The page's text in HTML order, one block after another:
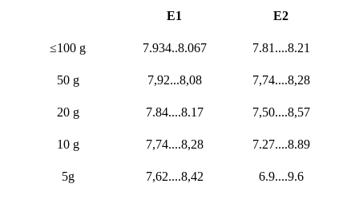
E1 E2
≤100 g 7.934..8.067 7.81....8.21
50 g 7,92...8,08 7,74....8,28
20 g 7.84....8.17 7,50....8,57
10 g 7,74....8,28 7.27....8.89
5g 7,62....8,42 6.9....9.6